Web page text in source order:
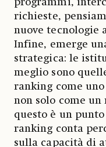
programmi,
richieste,
nuove tecnologie
Infine, emerge
strategica: le
meglio sono
ranking come
non solo come un
questo è un
ranking conta
sulla capacità di